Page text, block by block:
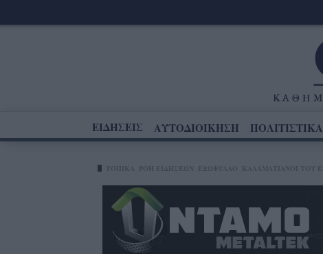
ΕΙΔΗΣΕΙΣ ΑΥΤΟΔΙΟΙΚΗΣΗ ΠΟΛΙΤΙΣΤΙΚΑ